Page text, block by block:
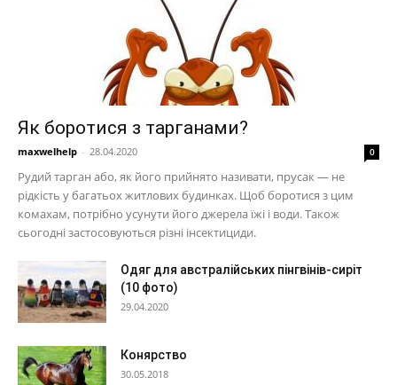
Як боротися з тарганами?
maxwelhelp - 28.04.2020 0
Рудий тарган або, як його прийнято називати, прусак — не
рідкість у багатьох житлових будинках. Щоб боротися з цим
комахам, потрібно усунути його джерела їжі і води. Також
сьогодні застосовуються різні інсектициди.
Одяг для австралійських пінгвінів-сиріт
(10 фото)
29.04.2020
Конярство
30.05.2018